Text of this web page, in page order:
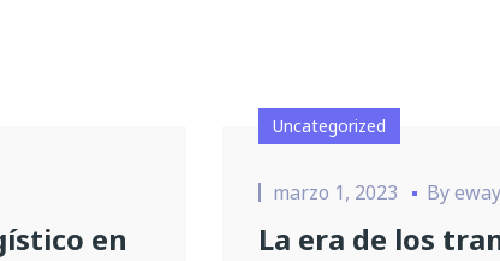
en
Uncategorized
marzo 1, 2023 By
La era de los